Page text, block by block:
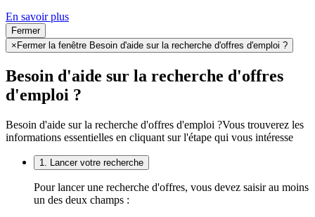
En savoir plus
Fermer
× Fermer la fenêtre Besoin d'aide sur la recherche d'offres d'emploi ?
Besoin d'aide sur la recherche d'offres
d'emploi ?
Besoin d'aide sur la recherche d'offres d'emploi ?Vous trouverez les
informations essentielles en cliquant sur l'étape qui vous intéresse
1. Lancer votre recherche
Pour lancer une recherche d'offres, vous devez saisir au moins
un des deux champs :